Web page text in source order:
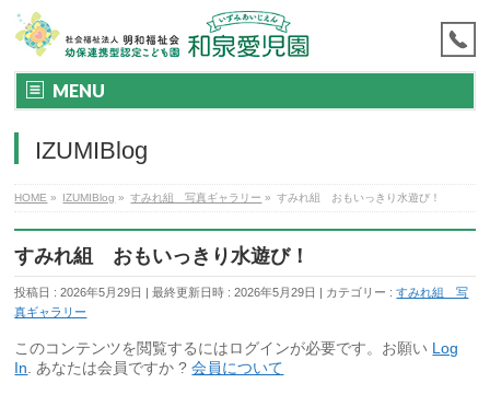
MENU
IZUMIBlog
HOME » IZUMIBlog » すみれ組 写真ギャラリー » すみれ組 おもいっきり水遊び！
すみれ組 おもいっきり水遊び！
投稿日 : 2026年5月29日 最終更新日時 : 2026年5月29日 カテゴリー :すみれ組 写
真ギャラリー
このコンテンツを閲覧するにはログインが必要です。お願い Log
In . あなたは会員ですか ?会員について